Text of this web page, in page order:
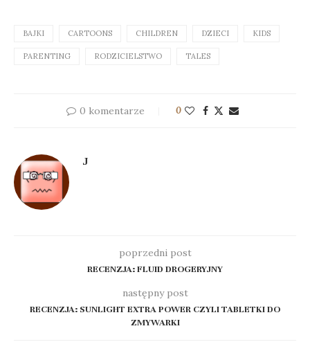
BAJKI CARTOONS CHILDREN DZIECI KIDS
PARENTING RODZICIELSTWO TALES
0 komentarze 0
J
poprzedni post
RECENZJA: FLUID DROGERYJNY
następny post
RECENZJA: SUNLIGHT EXTRA POWER CZYLI TABLETKI DO
ZMYWARKI